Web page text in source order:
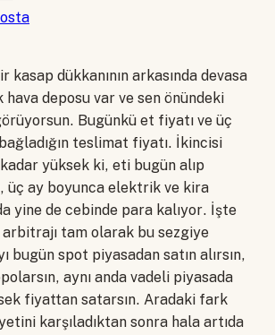
kasap dükkanının arkasında devasa
hava deposu var ve sen önündeki
Bugünkü et fiyatı ve üç
teslimat fiyatı. İkincisi
yüksek ki, eti bugün alıp
üç ay boyunca elektrik ve kira
yine de cebinde para kalıyor. İşte
arbitrajı tam olarak bu sezgiye
bugün spot piyasadan satın alırsın,
aynı anda vadeli piyasada
fiyattan satarsın. Aradaki fark
karşıladıktan sonra hala artıda